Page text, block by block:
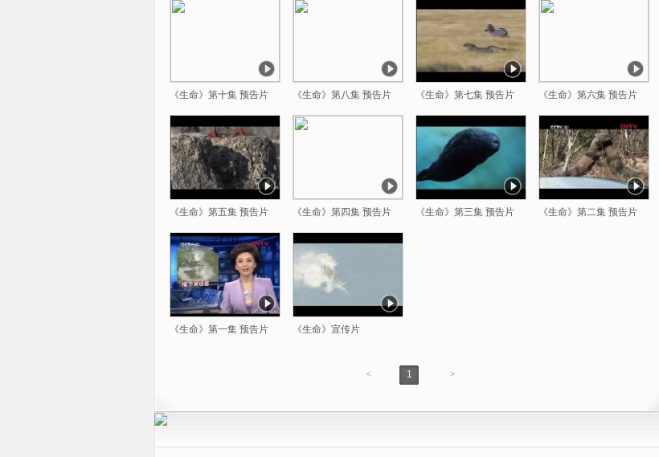
《生命》第十集 预告片 《生命》第八集 预告片 《生命》第七集 预告片 《生命》第六集 预告片
《生命》第五集 预告片 《生命》第四集 预告片 《生命》第三集 预告片 《生命》第二集 预告片
《生命》第一集 预告片 《生命》宣传片
< 1 >